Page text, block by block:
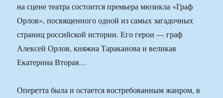
на сцене театра состоится премьера мюзикла «Граф
Орлов», посвященного одной из самых загадочных
страниц российской истории. Его герои — граф
Алексей Орлов, княжна Тараканова и великая
Екатерина Вторая…
Оперетта была и остается востребованным жанром, в